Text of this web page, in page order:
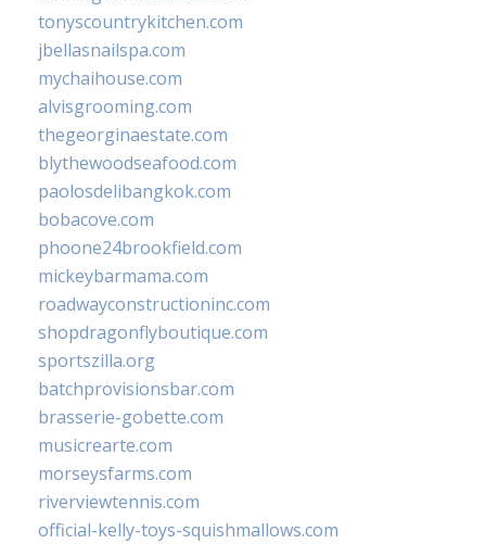
tonyscountrykitchen.com
jbellasnailspa.com
mychaihouse.com
alvisgrooming.com
thegeorginaestate.com
blythewoodseafood.com
paolosdelibangkok.com
bobacove.com
phoone24brookfield.com
mickeybarmama.com
roadwayconstructioninc.com
shopdragonflyboutique.com
sportszilla.org
batchprovisionsbar.com
brasserie-gobette.com
musicrearte.com
morseysfarms.com
riverviewtennis.com
official-kelly-toys-squishmallows.com